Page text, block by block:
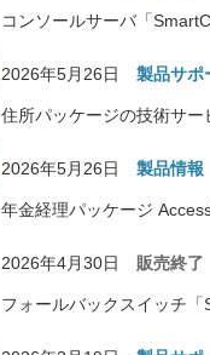
コンソールサーバ「
2026年5月26日 製品サポ
住所パッケージの技術サー
2026年5月26日 製品情報
年金経理パッケージ
2026年4月30日 販売終了
フォールバックスイッチ